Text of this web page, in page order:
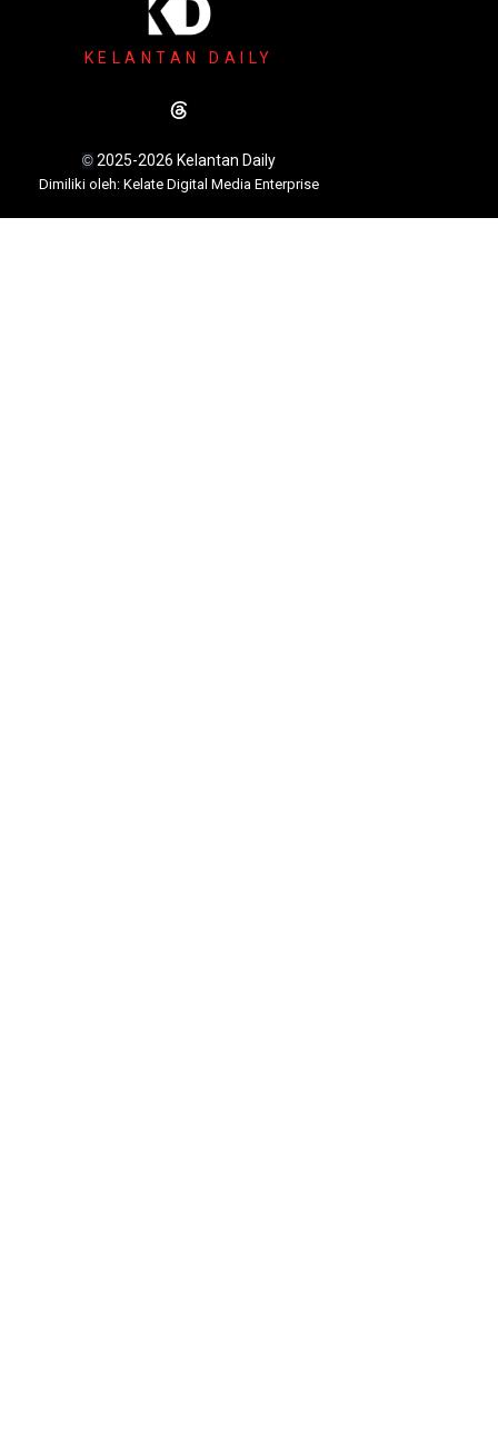
KELANTAN DAILY
© 2025-2026 Kelantan Daily
Dimiliki oleh: Kelate Digital Media Enterprise